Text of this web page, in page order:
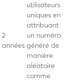
2
années
utilisateurs
uniques en
attribuant
un numéro
généré de
manière
aléatoire
comme